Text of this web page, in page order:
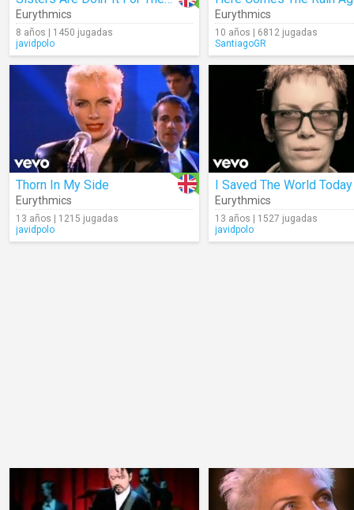
Eurythmics
8 años | 1450 jugadas
javidpolo
Eurythmics
10 años | 6812 jugadas
SantiagoGR
Thorn In My Side
Eurythmics
13 años | 1215 jugadas
javidpolo
I Saved The World Today
Eurythmics
13 años | 1527 jugadas
javidpolo